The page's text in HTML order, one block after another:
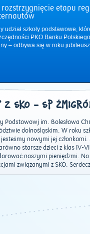
rozstrzygnięcie etapu
udział szkoły podstawowe,
PKO Banku
– odbywa się w roku
Z SKO - SP
Podstawowj im. Bolesława
dolnośląskim. W roku
jesteśmy nowymi jej
starsze dzieci z klas IV-
naszymi pieniędzmi.
związanymi z SKO.
2011| 2012 |2013|